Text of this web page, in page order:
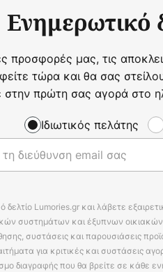
Ενημερωτικό
προσφορές μας, τις
τώρα και θα σας
πρώτη σας αγορά στο
Ιδιωτικός πελάτης
δελτίο Lumories.gr και λάβετε
συστημάτων και έξυπνων
συστάσεις και παρουσιάσεις
για κριτικές και συστάσεις
διαγραφής που θα βρείτε σε κάθε